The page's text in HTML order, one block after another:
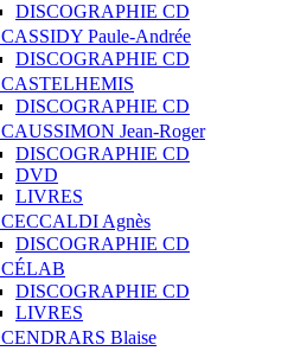
DISCOGRAPHIE CD
CASSIDY Paule-Andrée
DISCOGRAPHIE CD
CASTELHEMIS
DISCOGRAPHIE CD
CAUSSIMON Jean-Roger
DISCOGRAPHIE CD
DVD
LIVRES
CECCALDI Agnès
DISCOGRAPHIE CD
CÉLAB
DISCOGRAPHIE CD
LIVRES
CENDRARS Blaise